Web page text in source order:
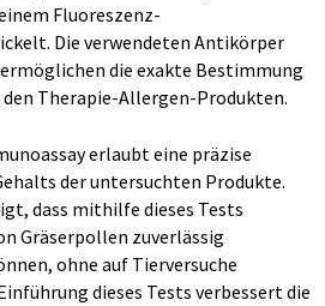
Fluoreszenz-
Die verwendeten Antikörper
die exakte Bestimmung
Therapie-Allergen-Produkten.
erlaubt eine präzise
der untersuchten Produkte.
dass mithilfe dieses Tests
Gräserpollen zuverlässig
ohne auf Tierversuche
dieses Tests verbessert die